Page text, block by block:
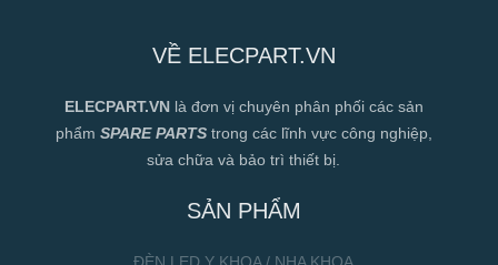
VỀ ELECPART.VN
ELECPART.VN là đơn vị chuyên phân phối các sản
phẩm SPARE PARTStrong các lĩnh vực công nghiệp,
sửa chữa và bảo trì thiết bị.
SẢN PHẨM
ĐÈN LED Y KHOA / NHA KHOA